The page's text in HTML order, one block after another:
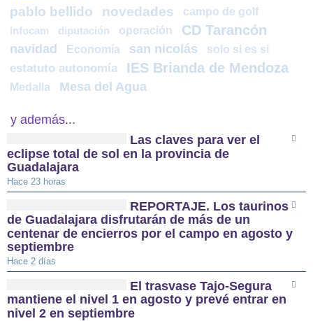
pablo bellido novedades campo de golf
infocam diputación operación CD Tarancón
navidad Economía san nicolás solo si es si
estatuto autonomía IES Brianda de Mendoza
Medalla Mesa del Agua
y además...
Las claves para ver el
eclipse total de sol en la provincia de
Guadalajara
Hace 23 horas
REPORTAJE. Los taurinos
de Guadalajara disfrutarán de más de un
centenar de encierros por el campo en agosto y
septiembre
Hace 2 días
El trasvase Tajo-Segura
mantiene el nivel 1 en agosto y prevé entrar en
nivel 2 en septiembre